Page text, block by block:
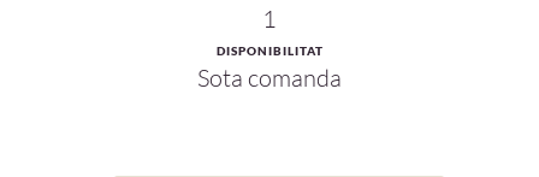
1
DISPONIBILITAT
Sota comanda